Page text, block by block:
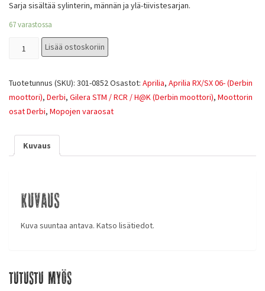
Sarja sisältää sylinterin, männän ja ylä-tiivistesarjan.
67 varastossa
Lisää ostoskoriin
Tuotetunnus (SKU): 301-0852Osastot: Aprilia, Aprilia RX/SX 06- (Derbin
moottori), Derbi, Gilera STM / RCR / H@K (Derbin moottori), Moottorin
osat Derbi, Mopojen varaosat
Kuvaus
Kuvaus
Kuva suuntaa antava. Katso lisätiedot.
Tutustu myös